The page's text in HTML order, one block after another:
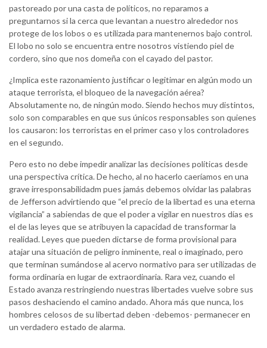
pastoreado por una casta de políticos, no reparamos a
preguntarnos si la cerca que levantan a nuestro alrededor nos
protege de los lobos o es utilizada para mantenernos bajo control.
El lobo no solo se encuentra entre nosotros vistiendo piel de
cordero, sino que nos domeña con el cayado del pastor.
¿Implica este razonamiento justificar o legitimar en algún modo un
ataque terrorista, el bloqueo de la navegación aérea?
Absolutamente no, de ningún modo. Siendo hechos muy distintos,
solo son comparables en que sus únicos responsables son quienes
los causaron: los terroristas en el primer caso y los controladores
en el segundo.
Pero esto no debe impedir analizar las decisiones políticas desde
una perspectiva crítica. De hecho, al no hacerlo caeríamos en una
grave irresponsabilidadm pues jamás debemos olvidar las palabras
de Jefferson advirtiendo que “el precio de la libertad es una eterna
vigilancia” a sabiendas de que el poder a vigilar en nuestros días es
el de las leyes que se atribuyen la capacidad de transformar la
realidad. Leyes que pueden dictarse de forma provisional para
atajar una situación de peligro inminente, real o imaginado, pero
que terminan sumándose al acervo normativo para ser utilizadas de
forma ordinaria en lugar de extraordinaria. Rara vez, cuando el
Estado avanza restringiendo nuestras libertades vuelve sobre sus
pasos deshaciendo el camino andado. Ahora más que nunca, los
hombres celosos de su libertad deben -debemos- permanecer en
un verdadero estado de alarma.